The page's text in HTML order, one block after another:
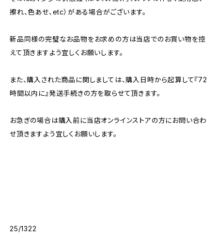
擦れ、色あせ、etc）がある場合がございます。
新品同様の完璧なお品物をお求めの方は当店でのお買い物を控
えて頂きますよう宜しくお願いします。
また、購入された商品に関しましては、購入日時から起算して『72
時間以内に』発送手続きの方を取らせて頂きます。
お急ぎの場合は購入前に当店オンラインストアの方にお問い合わ
せ頂きますよう宜しくお願いします。
25/1322